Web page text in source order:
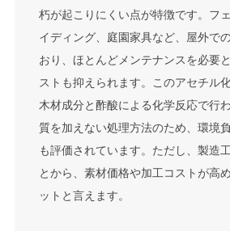
朽が起こりにくい点が特徴です。フ
イディング、庭園家具など、屋外で
おり、ほとんどメンテナンスを必要
ストも抑えられます。このアセチル
木材成分と酢酸による化学反応で行
質を加えない処理方法のため、環境
も評価されています。ただし、製造
とから、素材価格や加工コストが高
ットと言えます。